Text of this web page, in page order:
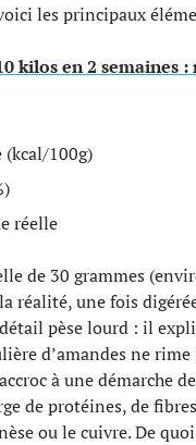
les principaux
kilos en 2 semaines
(kcal/100g)
réelle
de 30 grammes
réalité, une fois
pèse lourd : il
d’amandes ne
à une démarche
de protéines, de
ou le cuivre. De